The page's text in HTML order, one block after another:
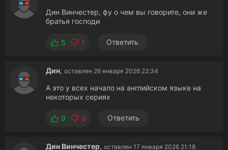
Дин Винчестер, фу о чем вы говорите, они же
братья господи
5 1 Ответить
Дин, оставлен 26 января 2026 22:34
А это у всех начало на английском языке на
некоторых сериях
9 0 Ответить
Дин Винчестер, оставлен 17 января 2026 21:18